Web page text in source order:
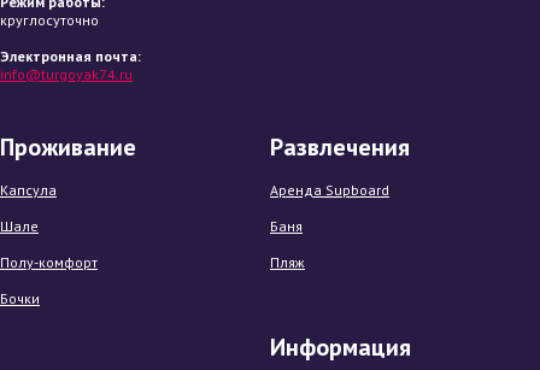
круглосуточно
Электронная почта:
info@turgoyak74.ru
Проживание
Капсула
Шале
Полу-комфорт
Бочки
Развлечения
Аренда Supboard
Баня
Пляж
Информация